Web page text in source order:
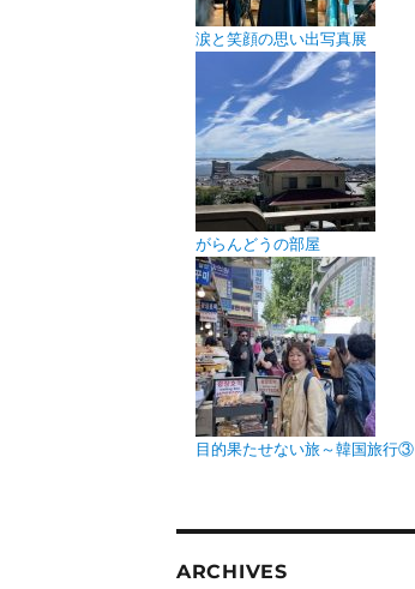
涙と笑顔の思い出写真展
がらんどうの部屋
目的果たせない旅～韓国旅行③
ARCHIVES